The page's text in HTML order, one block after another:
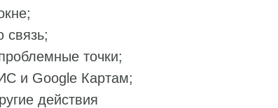
связь;
точки;
и Google Картам;
действия